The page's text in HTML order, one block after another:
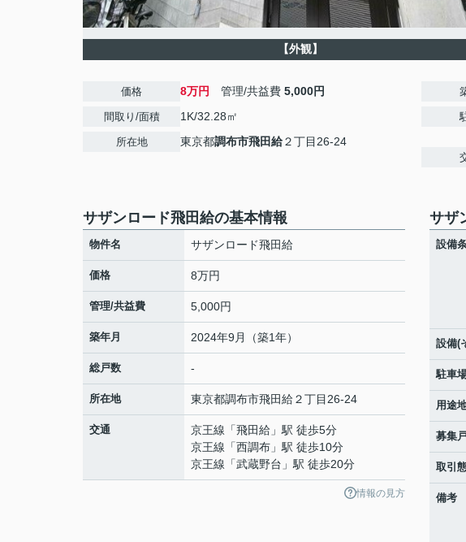
【外観】
価格 8万円 管理/共益費 5,000円
間取り/面積 1K/32.28㎡
所在地 東京都調布市飛田給２丁目26-24
サザンロード飛田給の基本情報
物件名 サザンロード飛田給
価格 8万円
管理/共益費 5,000円
築年月 2024年9月（築1年）
総戸数 -
所在地 東京都調布市飛田給 ２丁目26-24
交通 京王線 「飛田給 」駅 徒歩5分
京王線 「西調布 」駅 徒歩10分
京王線 「武蔵野台 」駅 徒歩20分
情報の見方
サザ
設備
設備(
駐車
用途
募集
取引
備考